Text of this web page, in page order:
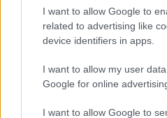
I want to allow Google to
related to advertising like
device identifiers in apps.
I want to allow my user
Google for online
I want to allow Google to
Az antiszemita
egri önkormányzat
korábban még elítélte
ellentétesnek tartotta
gyalázó antiszemita
Eger fideszes